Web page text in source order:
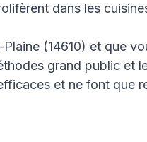
dans les
(14610) et que
grand public et
et ne font que